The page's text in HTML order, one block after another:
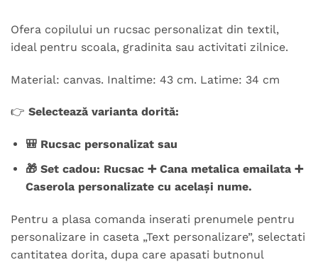
Ofera copilului un rucsac personalizat din textil,
ideal pentru scoala, gradinita sau activitati zilnice.
Material: canvas. Inaltime: 43 cm. Latime: 34 cm
👉 Selectează varianta dorită:
🎒 Rucsac personalizat sau
🎁 Set cadou: Rucsac ➕ Cana metalica emailata ➕
Caserola personalizate cu același nume.
Pentru a plasa comanda inserati prenumele pentru
personalizare in caseta „Text personalizare”, selectati
cantitatea dorita, dupa care apasati butnonul